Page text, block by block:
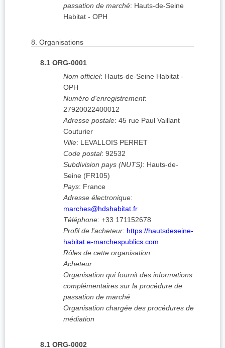
passation de marché: Hauts-de-Seine
Habitat - OPH
8. Organisations
8.1 ORG-0001
Nom officiel: Hauts-de-Seine Habitat -
OPH
Numéro d'enregistrement:
27920022400012
Adresse postale: 45 rue Paul Vaillant
Couturier
Ville: LEVALLOIS PERRET
Code postal: 92532
Subdivision pays (NUTS): Hauts-de-
Seine (FR105)
Pays: France
Adresse électronique:
marches@hdshabitat.fr
Téléphone: +33 171152678
Profil de l'acheteur: https://hautsdeseine-
habitat.e-marchespublics.com
Rôles de cette organisation:
Acheteur
Organisation qui fournit des informations
complémentaires sur la procédure de
passation de marché
Organisation chargée des procédures de
médiation
8.1 ORG-0002